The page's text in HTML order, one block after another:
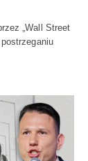
„Wall Street